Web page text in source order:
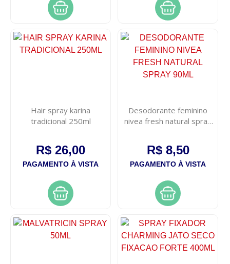
Hair spray karina
tradicional 250ml
R$ 26,00
PAGAMENTO À VISTA
Desodorante feminino
nivea fresh natural spray
R$ 8,50
PAGAMENTO À VISTA